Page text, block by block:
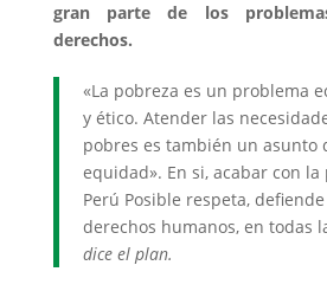
gran parte de los
derechos.
«La pobreza es un problema
y ético. Atender las
pobres es también un asunto
equidad». En si, acabar con
Perú Posible respeta,
derechos humanos, en todas
dice el plan.